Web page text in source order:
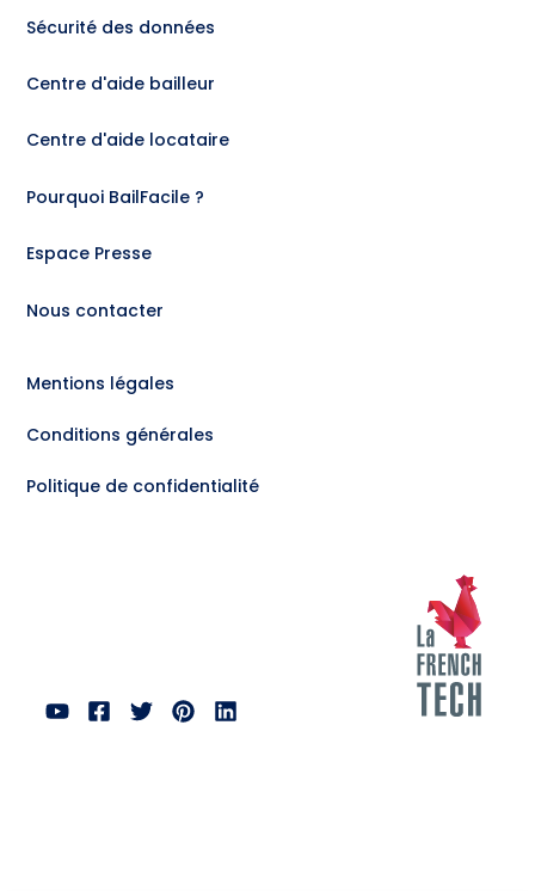
Sécurité des données
Centre d'aide bailleur
Centre d'aide locataire
Pourquoi BailFacile ?
Espace Presse
Nous contacter
Mentions légales
Conditions générales
Politique de confidentialité